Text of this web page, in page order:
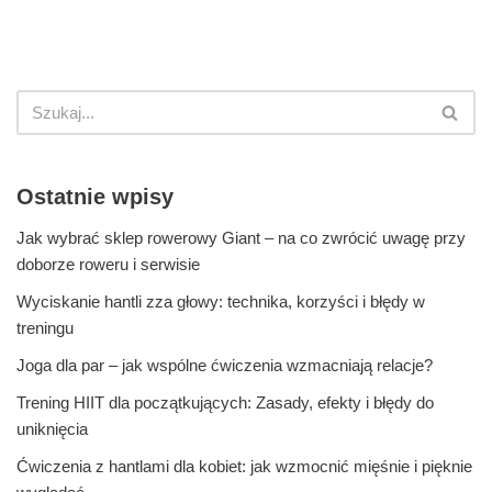
Ostatnie wpisy
Jak wybrać sklep rowerowy Giant – na co zwrócić uwagę przy
doborze roweru i serwisie
Wyciskanie hantli zza głowy: technika, korzyści i błędy w
treningu
Joga dla par – jak wspólne ćwiczenia wzmacniają relacje?
Trening HIIT dla początkujących: Zasady, efekty i błędy do
uniknięcia
Ćwiczenia z hantlami dla kobiet: jak wzmocnić mięśnie i pięknie